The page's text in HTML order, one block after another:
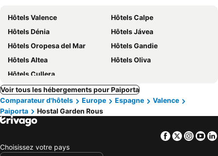
Hôtels Valence
Hôtels Calpe
Hôtels Dénia
Hôtels Jávea
Hôtels Oropesa del Mar
Hôtels Gandie
Hôtels Altea
Hôtels Oliva
Hôtels Cullera
Voir tous les hébergements pour Paiporta
Comparateur d'hôtels
Europe Espagne
Valence
Paiporta
Hostal Garden Rous
Facebook
Twitter
Choisissez votre pays